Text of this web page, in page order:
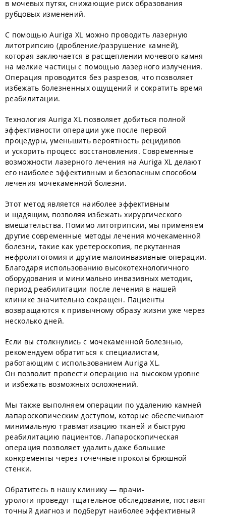
в мочевых путях, снижающие риск образования
рубцовых изменений.
С помощью Auriga XL можно проводить лазерную
литотрипсию (дробление/разрушение камней),
которая заключается в расщеплении мочевого камня
на мелкие частицы с помощью лазерного излучения.
Операция проводится без разрезов, что позволяет
избежать болезненных ощущений и сократить время
реабилитации.
Технология Auriga XL позволяет добиться полной
эффективности операции уже после первой
процедуры, уменьшить вероятность рецидивов
и ускорить процесс восстановления. Современные
возможности лазерного лечения на Auriga XL делают
его наиболее эффективным и безопасным способом
лечения мочекаменной болезни.
Этот метод является наиболее эффективным
и щадящим, позволяя избежать хирургического
вмешательства. Помимо литотрипсии, мы применяем
другие современные методы лечения мочекаменной
болезни, такие как уретероскопия, перкутанная
нефролитотомия и другие малоинвазивные операции.
Благодаря использованию высокотехнологичного
оборудования и минимально инвазивных методик,
период реабилитации после лечения в нашей
клинике значительно сокращен. Пациенты
возвращаются к привычному образу жизни уже через
несколько дней.
Если вы столкнулись с мочекаменной болезнью,
рекомендуем обратиться к специалистам,
работающим с использованием Auriga XL.
Он позволит провести операцию на высоком уровне
и избежать возможных осложнений.
Мы также выполняем операции по удалению камней
лапароскопическим доступом, которые обеспечивают
минимальную травматизацию тканей и быструю
реабилитацию пациентов. Лапароскопическая
операция позволяет удалить даже большие
конкременты через точечные проколы брюшной
стенки.
Обратитесь в нашу клинику — врачи-
урологи проведут тщательное обследование, поставят
точный диагноз и подберут наиболее эффективный